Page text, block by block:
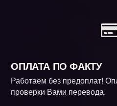
ОПЛАТА ПО ФАКТУ
Работаем без предоплат!
проверки Вами перевода.